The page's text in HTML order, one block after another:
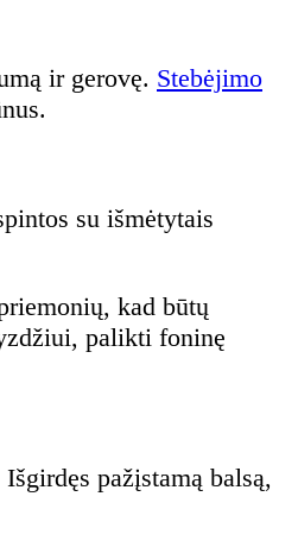
ir gerovę. Stebėjimo
su išmėtytais
kad būtų
palikti foninę
pažįstamą balsą,